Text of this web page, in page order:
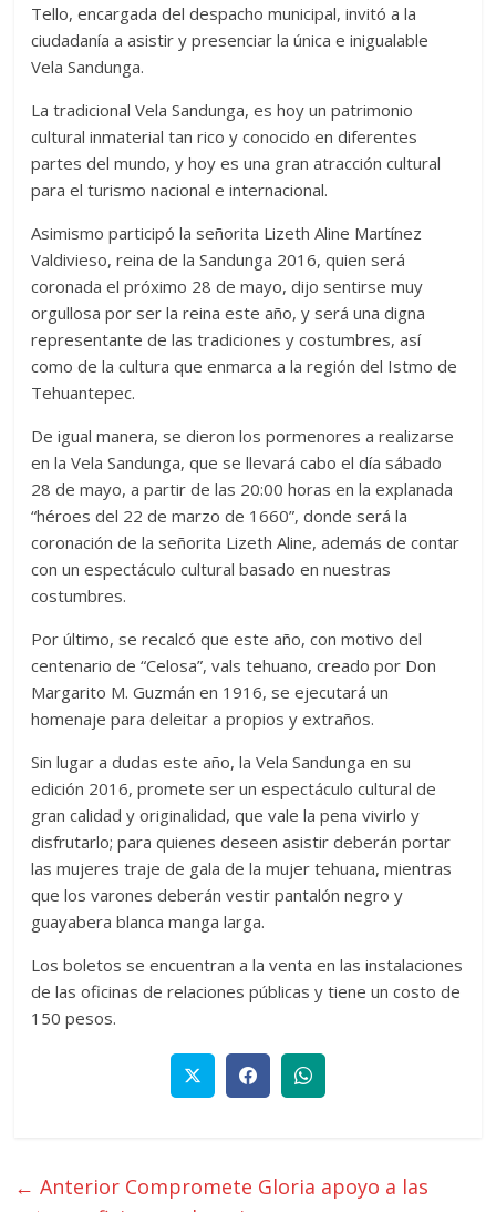
Tello, encargada del despacho municipal, invitó a la
ciudadanía a asistir y presenciar la única e inigualable
Vela Sandunga.
La tradicional Vela Sandunga, es hoy un patrimonio
cultural inmaterial tan rico y conocido en diferentes
partes del mundo, y hoy es una gran atracción cultural
para el turismo nacional e internacional.
Asimismo participó la señorita Lizeth Aline Martínez
Valdivieso, reina de la Sandunga 2016, quien será
coronada el próximo 28 de mayo, dijo sentirse muy
orgullosa por ser la reina este año, y será una digna
representante de las tradiciones y costumbres, así
como de la cultura que enmarca a la región del Istmo de
Tehuantepec.
De igual manera, se dieron los pormenores a realizarse
en la Vela Sandunga, que se llevará cabo el día sábado
28 de mayo, a partir de las 20:00 horas en la explanada
“héroes del 22 de marzo de 1660”, donde será la
coronación de la señorita Lizeth Aline, además de contar
con un espectáculo cultural basado en nuestras
costumbres.
Por último, se recalcó que este año, con motivo del
centenario de “Celosa”, vals tehuano, creado por Don
Margarito M. Guzmán en 1916, se ejecutará un
homenaje para deleitar a propios y extraños.
Sin lugar a dudas este año, la Vela Sandunga en su
edición 2016, promete ser un espectáculo cultural de
gran calidad y originalidad, que vale la pena vivirlo y
disfrutarlo; para quienes deseen asistir deberán portar
las mujeres traje de gala de la mujer tehuana, mientras
que los varones deberán vestir pantalón negro y
guayabera blanca manga larga.
Los boletos se encuentran a la venta en las instalaciones
de las oficinas de relaciones públicas y tiene un costo de
150 pesos.
← Anterior Compromete Gloria apoyo a las